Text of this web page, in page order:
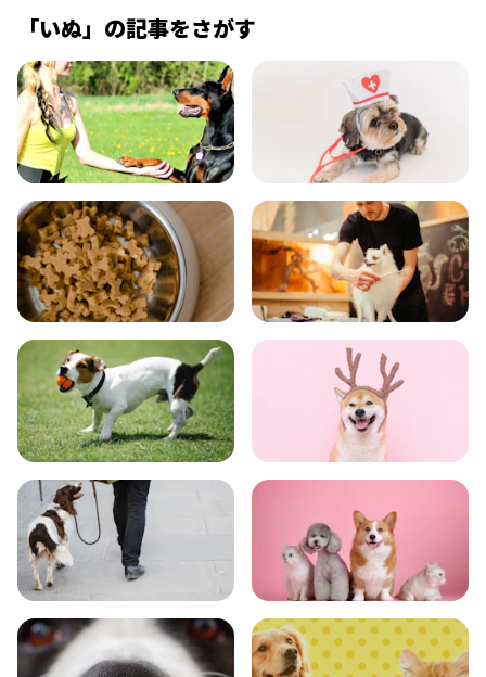
「いぬ」の記事をさがす
飼い方 健康
食事 お手入れ
トレーニング グッズ
おでかけ 図鑑